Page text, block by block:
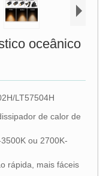
oceânico
LT57504H
de calor de
ou 2700K-
rápida, mais fáceis